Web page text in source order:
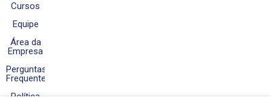
Cursos
Equipe
Área da
Empresa
Perguntas
Frequentes